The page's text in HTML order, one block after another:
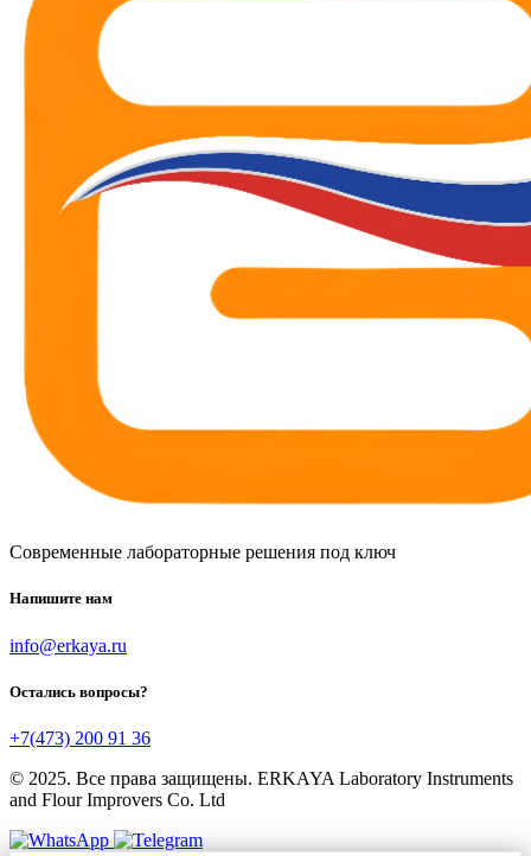
Современные лабораторные решения под ключ
Напишите нам
info@erkaya.ru
Остались вопросы?
+7(473) 200 91 36
© 2025. Все права защищены. ERKAYA Laboratory Instruments
and Flour Improvers Co. Ltd